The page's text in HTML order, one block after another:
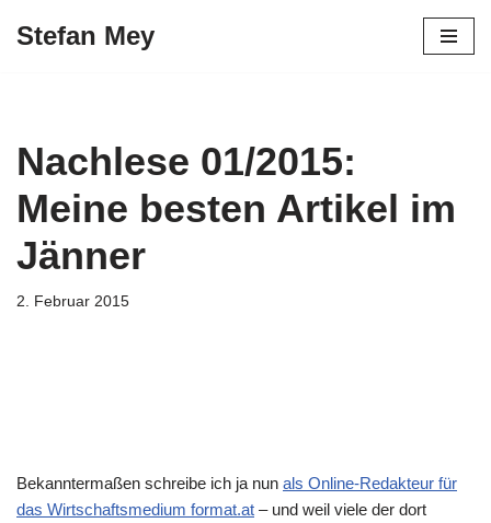
Stefan Mey
Nachlese 01/2015:
Meine besten Artikel im
Jänner
2. Februar 2015
Bekanntermaßen schreibe ich ja nun als Online-Redakteur für
das Wirtschaftsmedium format.at – und weil viele der dort